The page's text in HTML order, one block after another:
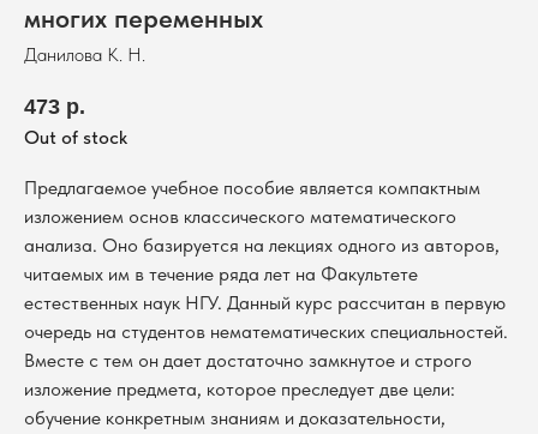
многих переменных
Данилова К. Н.
473 р.
Out of stock
Предлагаемое учебное пособие является компактным
изложением основ классического математического
анализа. Оно базируется на лекциях одного из авторов,
читаемых им в течение ряда лет на Факультете
естественных наук НГУ. Данный курс рассчитан в первую
очередь на студентов нематематических специальностей.
Вместе с тем он дает достаточно замкнутое и строго
изложение предмета, которое преследует две цели:
обучение конкретным знаниям и доказательности,